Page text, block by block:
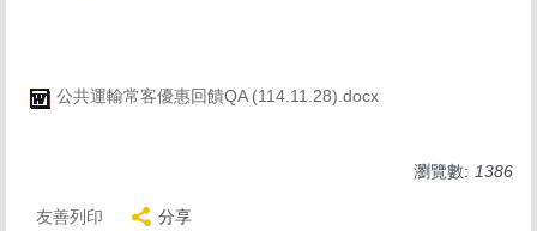
公共運輸常客優惠回饋QA (114.11.28).docx
瀏覽數: 1386
友善列印 分享